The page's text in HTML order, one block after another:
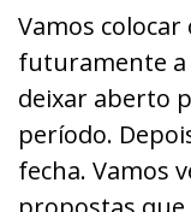
Vamos
futuramente a
deixar aberto
período.
fecha. Vamos